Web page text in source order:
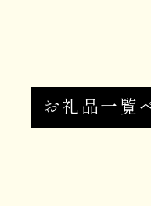
お礼品一覧